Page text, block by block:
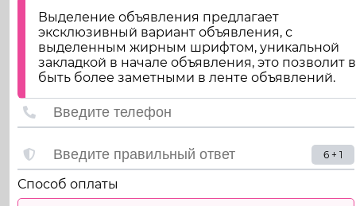
Выделение объявления предлагает
эксклюзивный вариант объявления, с
выделенным жирным шрифтом, уникальной
закладкой в начале объявления, это позволит
быть более заметными в ленте объявлений.
6 + 1
Способ оплаты